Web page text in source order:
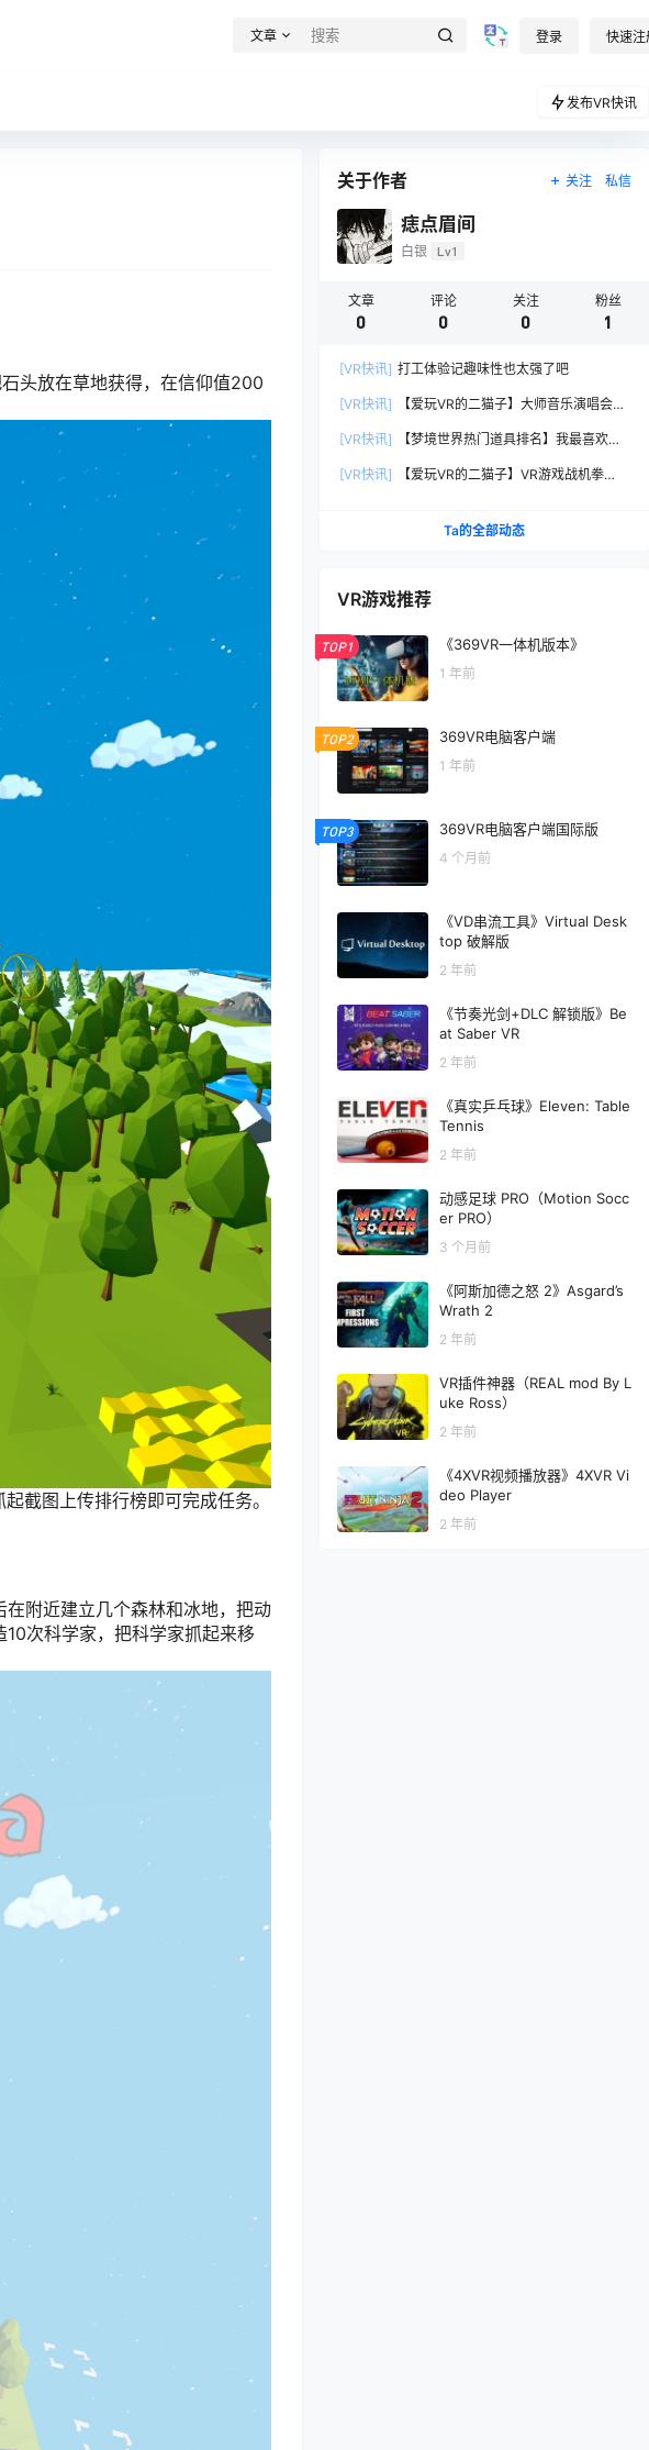
文章 登录 快速注
发布VR快讯
头放在草地获得，在信仰值200
截图上传排行榜即可完成任务。
附近建立几个森林和冰地，把动
次科学家，把科学家抓起来移
关于作者 关注 私信
痣点眉间
白银 Lv1
文章
0
评论
0
关注
0
粉丝
1
[VR快讯] 打工体验记趣味性也太强了吧
[VR快讯]
【爱玩VR的二猫子】大师音乐演唱会
[VR快讯]
【梦境世界热门道具排名】我最喜欢的
[VR快讯]
【爱玩VR的二猫子】VR游戏战机拳
Ta的全部动态
VR游戏推荐
TOP1 《369VR一体机版本》
1 年前
TOP2 369VR电脑客户端
1 年前
TOP3 369VR电脑客户端国际版
4 个月前
《VD串流工具》Virtual Desk
top 破解版
2 年前
《节奏光剑+DLC 解锁版》Be
at Saber VR
2 年前
《真实乒乓球》Eleven: Table
Tennis
2 年前
动感足球 PRO（Motion Socc
er PRO）
3 个月前
《阿斯加德之怒 2》Asgard’s
Wrath 2
2 年前
VR插件神器（REAL mod By L
uke Ross）
2 年前
《4XVR视频播放器》4XVR Vi
deo Player
2 年前